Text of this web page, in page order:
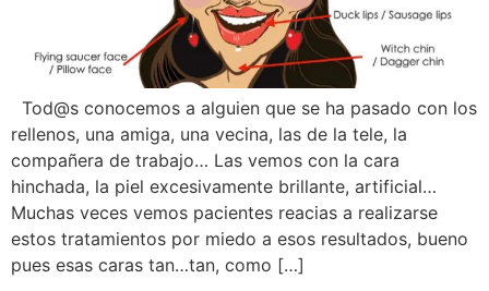
Tod@s conocemos a alguien que se ha pasado con los
rellenos, una amiga, una vecina, las de la tele, la
compañera de trabajo… Las vemos con la cara
hinchada, la piel excesivamente brillante, artificial…
Muchas veces vemos pacientes reacias a realizarse
estos tratamientos por miedo a esos resultados, bueno
pues esas caras tan…tan, como […]